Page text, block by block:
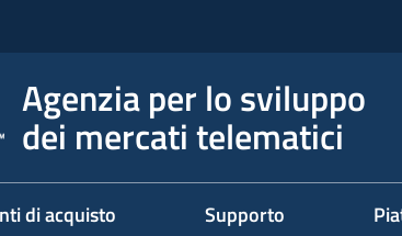
Agenzia per lo sviluppo
dei mercati telematici
di acquisto Supporto